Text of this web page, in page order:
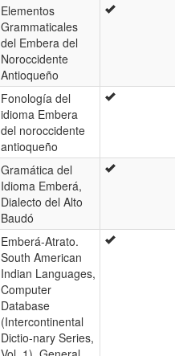
Elementos
Grammaticales
del Embera del
Noroccidente
Antioqueño
Fonología del
idioma Embera
del noroccidente
antioqueño
Gramática del
Idioma Emberá,
Dialecto del Alto
Baudó
Emberá-Atrato.
South American
Indian Languages,
Computer
Database
(Intercontinental
Dictio-nary Series,